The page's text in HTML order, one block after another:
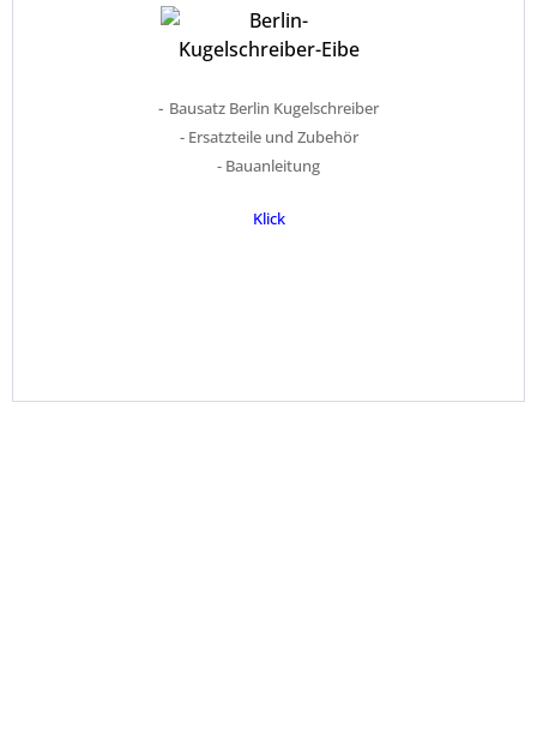
- Bausatz Berlin Kugelschreiber
- Ersatzteile und Zubehör
- Bauanleitung
Klick